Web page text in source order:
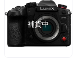
補貨中